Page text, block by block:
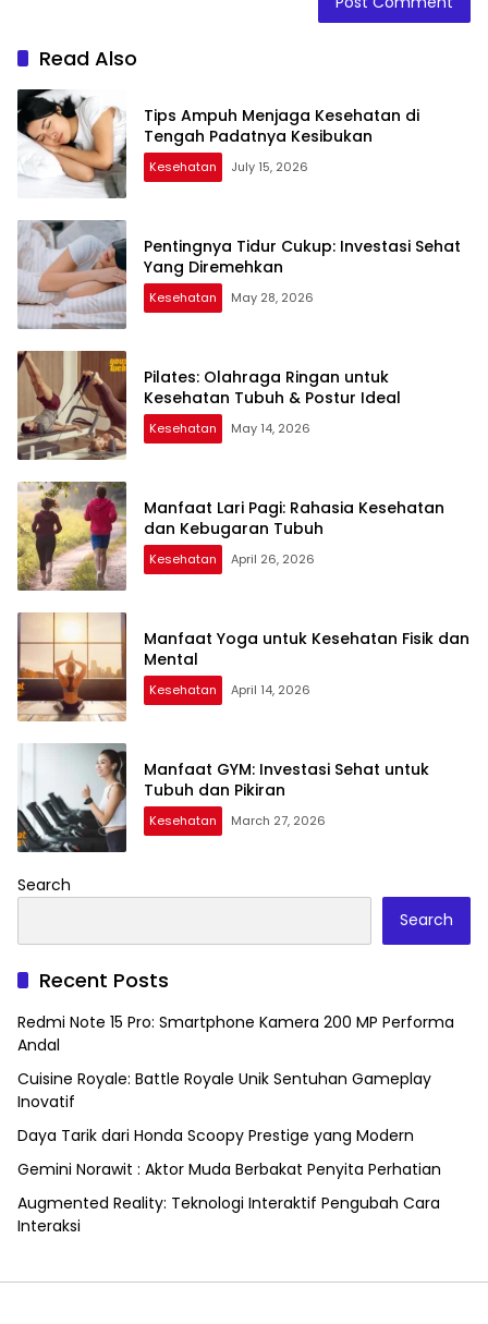
Read Also
Tips Ampuh Menjaga Kesehatan di
Tengah Padatnya Kesibukan
Kesehatan July 15, 2026
Pentingnya Tidur Cukup: Investasi Sehat
Yang Diremehkan
Kesehatan May 28, 2026
Pilates: Olahraga Ringan untuk
Kesehatan Tubuh & Postur Ideal
Kesehatan May 14, 2026
Manfaat Lari Pagi: Rahasia Kesehatan
dan Kebugaran Tubuh
Kesehatan April 26, 2026
Manfaat Yoga untuk Kesehatan Fisik dan
Mental
Kesehatan April 14, 2026
Manfaat GYM: Investasi Sehat untuk
Tubuh dan Pikiran
Kesehatan March 27, 2026
Search
Search
Recent Posts
Redmi Note 15 Pro: Smartphone Kamera 200 MP Performa
Andal
Cuisine Royale: Battle Royale Unik Sentuhan Gameplay
Inovatif
Daya Tarik dari Honda Scoopy Prestige yang Modern
Gemini Norawit : Aktor Muda Berbakat Penyita Perhatian
Augmented Reality: Teknologi Interaktif Pengubah Cara
Interaksi